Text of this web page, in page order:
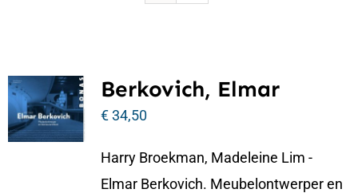
Berkovich, Elmar
€34,50
Harry Broekman, Madeleine Lim -
Elmar Berkovich. Meubelontwerper en